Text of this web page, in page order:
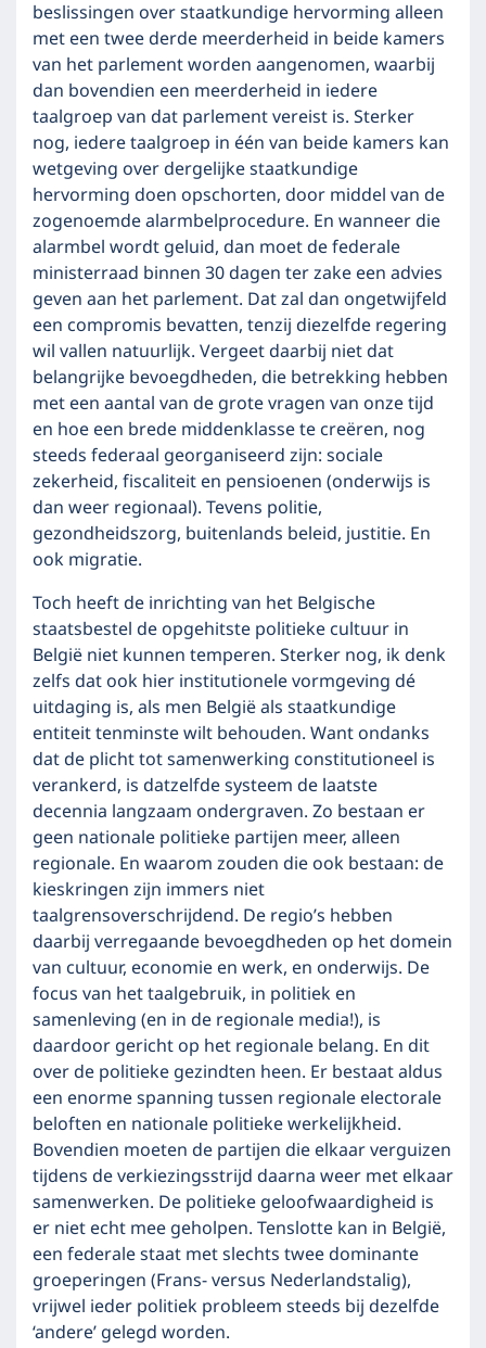
beslissingen over staatkundige hervorming alleen
met een twee derde meerderheid in beide kamers
van het parlement worden aangenomen, waarbij
dan bovendien een meerderheid in iedere
taalgroep van dat parlement vereist is. Sterker
nog, iedere taalgroep in één van beide kamers kan
wetgeving over dergelijke staatkundige
hervorming doen opschorten, door middel van de
zogenoemde alarmbelprocedure. En wanneer die
alarmbel wordt geluid, dan moet de federale
ministerraad binnen 30 dagen ter zake een advies
geven aan het parlement. Dat zal dan ongetwijfeld
een compromis bevatten, tenzij diezelfde regering
wil vallen natuurlijk. Vergeet daarbij niet dat
belangrijke bevoegdheden, die betrekking hebben
met een aantal van de grote vragen van onze tijd
en hoe een brede middenklasse te creëren, nog
steeds federaal georganiseerd zijn: sociale
zekerheid, fiscaliteit en pensioenen (onderwijs is
dan weer regionaal). Tevens politie,
gezondheidszorg, buitenlands beleid, justitie. En
ook migratie.
Toch heeft de inrichting van het Belgische
staatsbestel de opgehitste politieke cultuur in
België niet kunnen temperen. Sterker nog, ik denk
zelfs dat ook hier institutionele vormgeving dé
uitdaging is, als men België als staatkundige
entiteit tenminste wilt behouden. Want ondanks
dat de plicht tot samenwerking constitutioneel is
verankerd, is datzelfde systeem de laatste
decennia langzaam ondergraven. Zo bestaan er
geen nationale politieke partijen meer, alleen
regionale. En waarom zouden die ook bestaan: de
kieskringen zijn immers niet
taalgrensoverschrijdend. De regio’s hebben
daarbij verregaande bevoegdheden op het domein
van cultuur, economie en werk, en onderwijs. De
focus van het taalgebruik, in politiek en
samenleving (en in de regionale media!), is
daardoor gericht op het regionale belang. En dit
over de politieke gezindten heen. Er bestaat aldus
een enorme spanning tussen regionale electorale
beloften en nationale politieke werkelijkheid.
Bovendien moeten de partijen die elkaar verguizen
tijdens de verkiezingsstrijd daarna weer met elkaar
samenwerken. De politieke geloofwaardigheid is
er niet echt mee geholpen. Tenslotte kan in België,
een federale staat met slechts twee dominante
groeperingen (Frans- versus Nederlandstalig),
vrijwel ieder politiek probleem steeds bij dezelfde
‘andere’ gelegd worden.